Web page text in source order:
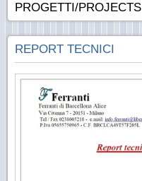
PROGETTI/PROJECTS
REPORT TECNICI